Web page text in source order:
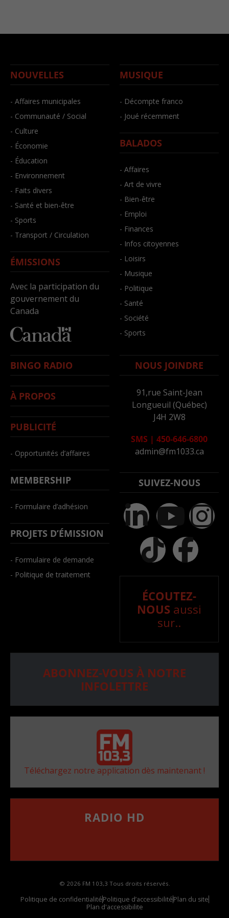
NOUVELLES
- Affaires municipales
- Communauté / Social
- Culture
- Économie
- Éducation
- Environnement
- Faits divers
- Santé et bien-être
- Sports
- Transport / Circulation
ÉMISSIONS
Avec la participation du
gouvernement du
Canada
MUSIQUE
- Décompte franco
- Joué récemment
BALADOS
- Affaires
- Art de vivre
- Bien-être
- Emploi
- Finances
- Infos citoyennes
- Loisirs
- Musique
- Politique
- Santé
- Société
- Sports
BINGO RADIO
À PROPOS
PUBLICITÉ
- Opportunités d’affaires
MEMBERSHIP
- Formulaire d’adhésion
PROJETS D’ÉMISSION
- Formulaire de demande
- Politique de traitement
NOUS JOINDRE
91,rue Saint-Jean
Longueuil (Québec)
J4H 2W8
SMS | 450-646-6800
admin@fm1033.ca
SUIVEZ-NOUS
ÉCOUTEZ-
NOUS aussi
sur..
ABONNEZ-VOUS À NOTRE
INFOLETTRE
Téléchargez notre application dès maintenant !
RADIO HD
© 2026 FM 103,3 Tous droits réservés.
Politique de confidentialitéPolitique d’accessibilitéPlan du site
Plan d'accessibilite